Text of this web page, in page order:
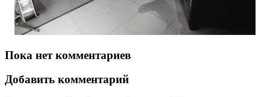
Пока нет комментариев
Добавить комментарий